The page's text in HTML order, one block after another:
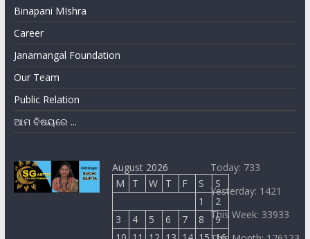
Binapani MIshra
Career
Janamangal Foundation
Our Team
Public Relation
ଆମ ବିଷୟରେ ...
August 2026
M
T W T F S
S
1
2
3
4 5 6 7 8
9
Today: 733
Yesterday: 1421
This Week: 33933